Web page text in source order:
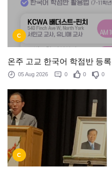
C
온주 고교 한국어 학점반 등록
05 Aug 2026 0 0 0
C